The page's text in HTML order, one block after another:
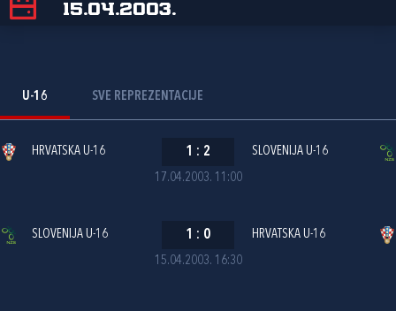
15.04.2003.
U-16 SVE REPREZENTACIJE
17.04.2003. 11:00
HRVATSKA U-16 1 : 2 SLOVENIJA U-16
15.04.2003. 16:30
SLOVENIJA U-16 1 : 0 HRVATSKA U-16